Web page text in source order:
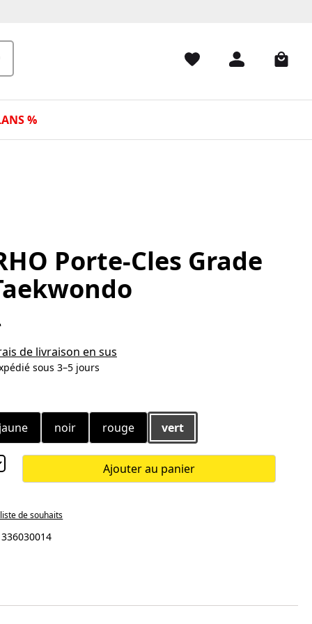
%
Porte-Cles Grade
de livraison en sus
sous 3–5 jours
jaune noir rouge vert
Ajouter au panier
de souhaits
336030014